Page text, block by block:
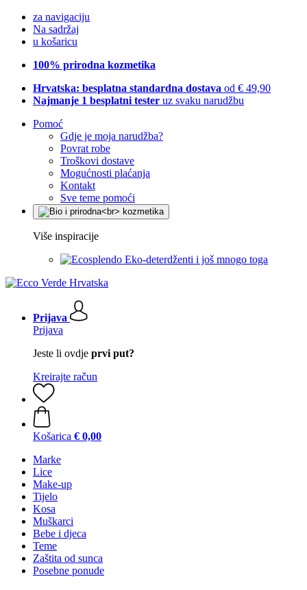
za navigaciju
Na sadržaj
u košaricu
100% prirodna kozmetika
Hrvatska: besplatna standardna dostava od € 49,90
Najmanje 1 besplatni tester uz svaku narudžbu
Pomoć
Gdje je moja narudžba?
Povrat robe
Troškovi dostave
Mogućnosti plaćanja
Kontakt
Sve teme pomoći
Više inspiracije
Eko-deterdženti i još mnogo toga
Prijava
Prijava
Jeste li ovdje prvi put?
Kreirajte račun
Košarica € 0,00
Marke
Lice
Make-up
Tijelo
Kosa
Muškarci
Bebe i djeca
Teme
Zaštita od sunca
Posebne ponude